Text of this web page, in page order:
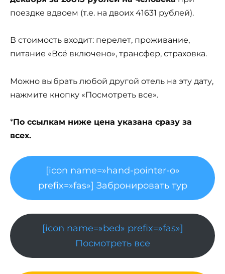
поездке вдвоем (т.е. на двоих 41631 рублей).
В стоимость входит: перелет, проживание,
питание «Всё включено», трансфер, страховка.
Можно выбрать любой другой отель на эту дату,
нажмите кнопку «Посмотреть все».
*По ссылкам ниже цена указана сразу за
всех.
[icon name=»hand-pointer-o»
prefix=»fas»] Забронировать тур
[icon name=»bed» prefix=»fas»]
Посмотреть все